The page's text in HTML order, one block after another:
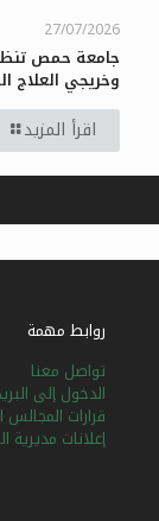
27/07/2026
جامعة حمص
وخريجي العلاج
اقرأ المزيد
روابط مهمة
تواصل معنا
الدخول إلى
قرارات المجالس
إعلانات مديرية